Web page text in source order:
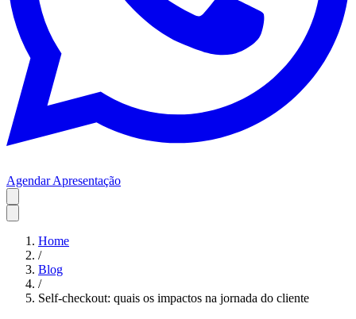
Agendar Apresentação
Home
/
Blog
/
Self-checkout: quais os impactos na jornada do cliente